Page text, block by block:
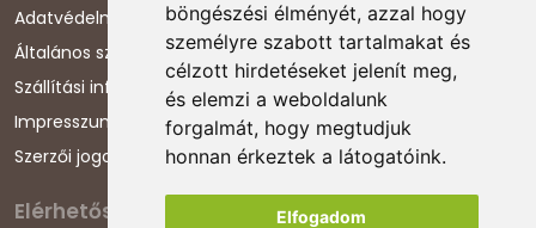
böngészési élményét, azzal hogy
személyre szabott tartalmakat és
célzott hirdetéseket jelenít meg,
és elemzi a weboldalunk
forgalmát, hogy megtudjuk
honnan érkeztek a látogatóink.
Elfogadom
Adatvédelmi nyilatkozat
Általános szerződési feltételek
Szállítási információk
Impresszum
Szerzői jogok
Elérhetőségeink